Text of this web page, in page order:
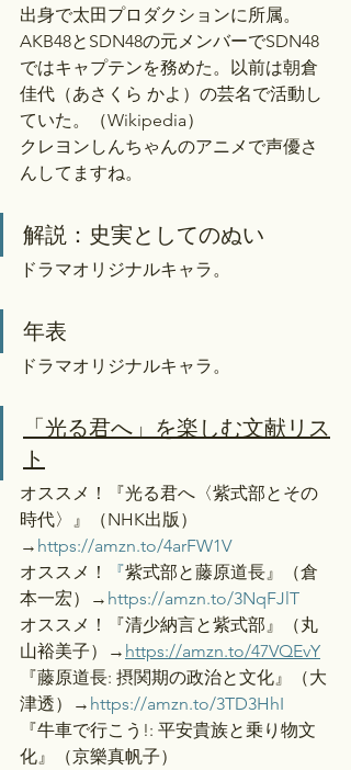
出身で太田プロダクションに所属。
AKB48とSDN48の元メンバーでSDN48
ではキャプテンを務めた。以前は朝倉
佳代（あさくら かよ）の芸名で活動し
ていた。（Wikipedia）
クレヨンしんちゃんのアニメで声優さ
んしてますね。
解説：史実としてのぬい
ドラマオリジナルキャラ。
年表
ドラマオリジナルキャラ。
「光る君へ」を楽しむ文献リス
ト
オススメ！『光る君へ〈紫式部とその
時代〉』（NHK出版）
→ https://amzn.to/4arFW1V
オススメ！
『紫式部と藤原道長』（倉
本一宏）→ https://amzn.to/3NqFJlT
オススメ！『清少納言と紫式部』（丸
山裕美子）→ https://amzn.to/47VQEvY
『藤原道長: 摂関期の政治と文化』（大
津透）→ https://amzn.to/3TD3HhI
『牛車で行こう!: 平安貴族と乗り物文
化』（京樂真帆子）